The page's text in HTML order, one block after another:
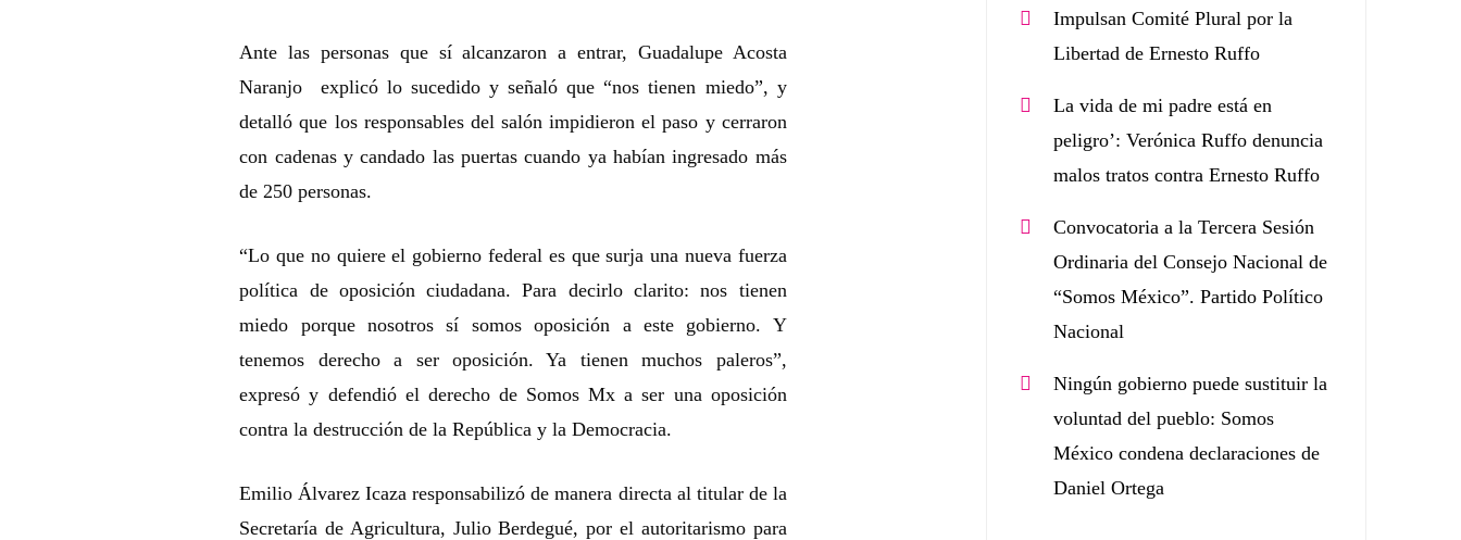
Ante las personas que sí alcanzaron a entrar, Guadalupe Acosta
Naranjo explicó lo sucedido y señaló que “nos tienen miedo”, y
detalló que los responsables del salón impidieron el paso y cerraron
con cadenas y candado las puertas cuando ya habían ingresado más
de 250 personas.
“Lo que no quiere el gobierno federal es que surja una nueva fuerza
política de oposición ciudadana. Para decirlo clarito: nos tienen
miedo porque nosotros sí somos oposición a este gobierno. Y
tenemos derecho a ser oposición. Ya tienen muchos paleros”,
expresó y defendió el derecho de Somos Mx a ser una oposición
contra la destrucción de la República y la Democracia.
Emilio Álvarez Icaza responsabilizó de manera directa al titular de la
Secretaría de Agricultura, Julio Berdegué, por el autoritarismo para
Impulsan Comité Plural por la
Libertad de Ernesto Ruffo
La vida de mi padre está en
peligro’: Verónica Ruffo denuncia
malos tratos contra Ernesto Ruffo
Convocatoria a la Tercera Sesión
Ordinaria del Consejo Nacional de
“Somos México”. Partido Político
Nacional
Ningún gobierno puede sustituir la
voluntad del pueblo: Somos
México condena declaraciones de
Daniel Ortega